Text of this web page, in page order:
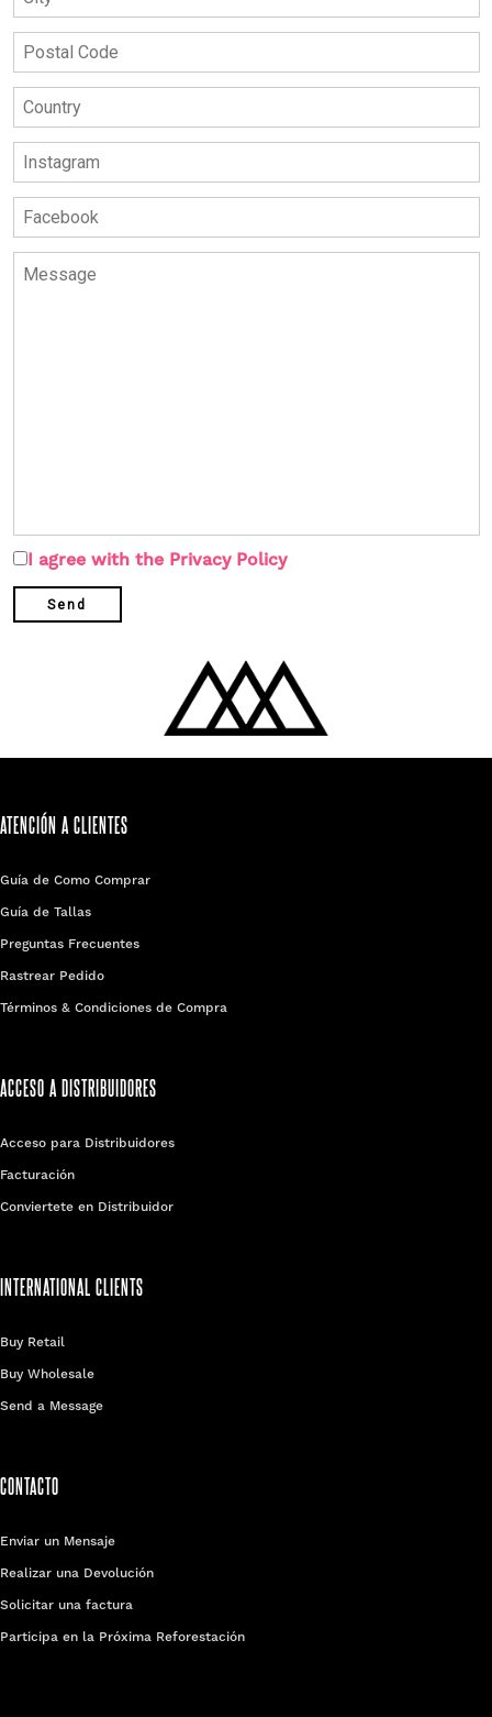
I agree with the Privacy Policy
ATENCIÓN A CLIENTES
Guía de Como Comprar
Guía de Tallas
Preguntas Frecuentes
Rastrear Pedido
Términos & Condiciones de Compra
ACCESO A DISTRIBUIDORES
Acceso para Distribuidores
Facturación
Conviertete en Distribuidor
INTERNATIONAL CLIENTS
Buy Retail
Buy Wholesale
Send a Message
CONTACTO
Enviar un Mensaje
Realizar una Devolución
Solicitar una factura
Participa en la Próxima Reforestación